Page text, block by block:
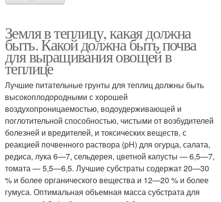
Земля в теплицу, какая должна
быть. Какой должна быть почва
для выращивания овощей в
теплице
Лучшие питательные грунты для теплиц должны быть
высокоплодородными с хорошей
воздухопроницаемостью, водоудерживающей и
поглотительной способностью, чистыми от возбудителей
болезней и вредителей, и токсических веществ, с
реакцией почвенного раствора (pH) для огурца, салата,
редиса, лука 6—7, сельдерея, цветной капусты — 6,5—7,
томата — 5,5—6,5. Лучшие субстраты содержат 20—30
% и более органического вещества и 12—20 % и более
гумуса. Оптимальная объемная масса субстрата для